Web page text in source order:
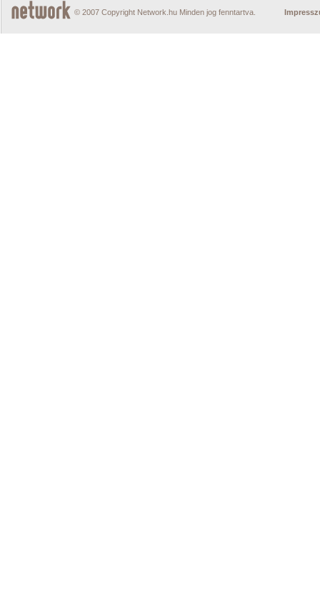
© 2007 Copyright Network.hu Minden jog fenntartva.